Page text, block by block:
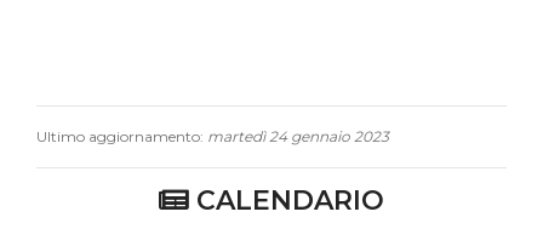
Ultimo aggiornamento: martedì 24 gennaio 2023
CALENDARIO